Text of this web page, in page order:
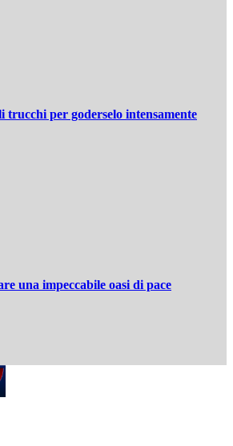
trucchi per goderselo intensamente
una impeccabile oasi di pace